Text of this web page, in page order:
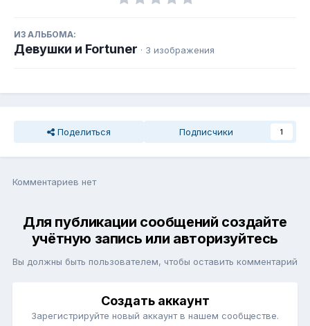
ИЗ АЛЬБОМА:
Девушки и Fortuner · 3 изображения
Поделиться Подписчики 1
Комментариев нет
Для публикации сообщений создайте
учётную запись или авторизуйтесь
Вы должны быть пользователем, чтобы оставить комментарий
Создать аккаунт
Зарегистрируйте новый аккаунт в нашем сообществе.